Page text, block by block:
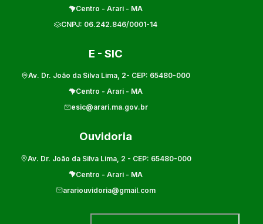
Centro - Arari - MA
CNPJ: 06.242.846/0001-14
E - SIC
Av. Dr. João da Silva Lima, 2- CEP: 65480-000
Centro - Arari - MA
esic@arari.ma.gov.br
Ouvidoria
Av. Dr. João da Silva Lima, 2 - CEP: 65480-000
Centro - Arari - MA
arariouvidoria@gmail.com